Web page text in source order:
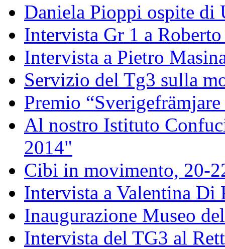
Daniela Pioppi ospite di
Intervista Gr 1 a
Intervista a Pietro
Servizio del Tg3 sulla
Premio
Al nostro Istituto
2014"
Cibi in movimento, 20-
Intervista a Valentina Di
Inaugurazione Museo
Intervista del TG3 al